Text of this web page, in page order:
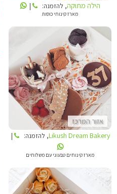
הילה מתוקה, להזמנה: |
מארז קינוחי כוסות
אזור המרכז
LIKUSH DREAM BAKERY
Likush Dream Bakery, להזמנה: |
מארז קינוחים טבעוני עם משלוחים